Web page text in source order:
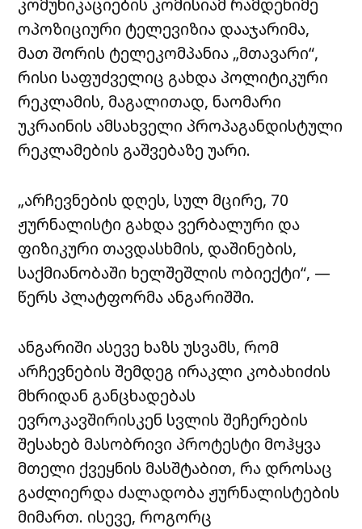
კომუნიკაციების კომისიამ რამდენიმე
ოპოზიციური ტელევიზია დააჯარიმა,
მათ შორის ტელეკომპანია „მთავარი“,
რისი საფუძველიც გახდა პოლიტიკური
რეკლამის, მაგალითად, ნაომარი
უკრაინის ამსახველი პროპაგანდისტული
რეკლამების გაშვებაზე უარი.
„არჩევნების დღეს, სულ მცირე, 70
ჟურნალისტი გახდა ვერბალური და
ფიზიკური თავდასხმის, დაშინების,
საქმიანობაში ხელშეშლის ობიექტი“, —
წერს პლატფორმა ანგარიშში.
ანგარიში ასევე ხაზს უსვამს, რომ
არჩევნების შემდეგ ირაკლი კობახიძის
მხრიდან განცხადებას
ევროკავშირისკენ სვლის შეჩერების
შესახებ მასობრივი პროტესტი მოჰყვა
მთელი ქვეყნის მასშტაბით, რა დროსაც
გაძლიერდა ძალადობა ჟურნალისტების
მიმართ. ისევე, როგორც